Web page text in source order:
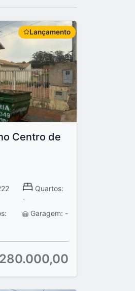
Lançamento
Centro de
Quartos:
-
Garagem: -